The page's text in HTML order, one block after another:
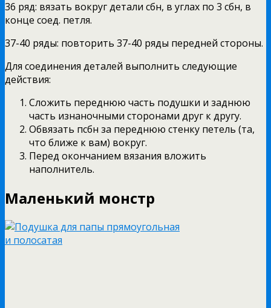
36 ряд: вязать вокруг детали сбн, в углах по 3 сбн, в
конце соед. петля.
37-40 ряды: повторить 37-40 ряды передней стороны.
Для соединения деталей выполнить следующие
действия:
Сложить переднюю часть подушки и заднюю
часть изнаночными сторонами друг к другу.
Обвязать псбн за переднюю стенку петель (та,
что ближе к вам) вокруг.
Перед окончанием вязания вложить
наполнитель.
Маленький монстр